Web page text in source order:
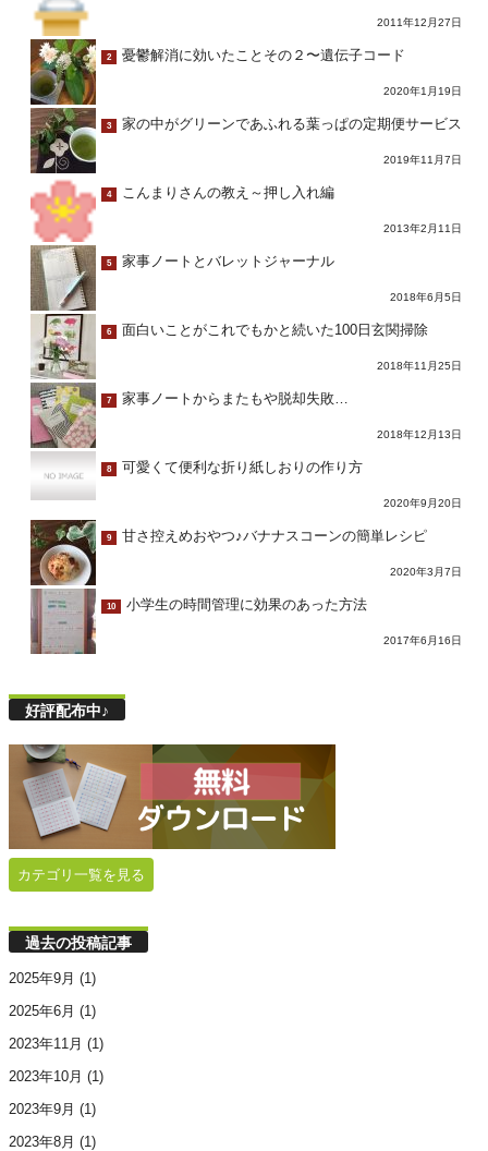
2011年12月27日
2 憂鬱解消に効いたことその２〜遺伝子コード
2020年1月19日
3 家の中がグリーンであふれる葉っぱの定期便サービス
2019年11月7日
4 こんまりさんの教え～押し入れ編
2013年2月11日
5 家事ノートとバレットジャーナル
2018年6月5日
6 面白いことがこれでもかと続いた100日玄関掃除
2018年11月25日
7 家事ノートからまたもや脱却失敗…
2018年12月13日
8 可愛くて便利な折り紙しおりの作り方
2020年9月20日
9 甘さ控えめおやつ♪バナナスコーンの簡単レシピ
2020年3月7日
10 小学生の時間管理に効果のあった方法
2017年6月16日
好評配布中♪
カテゴリ一覧を見る
過去の投稿記事
2025年9月 (1)
2025年6月 (1)
2023年11月 (1)
2023年10月 (1)
2023年9月 (1)
2023年8月 (1)